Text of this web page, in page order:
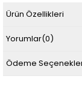
Ürün Özellikleri
Yorumlar(0)
Ödeme